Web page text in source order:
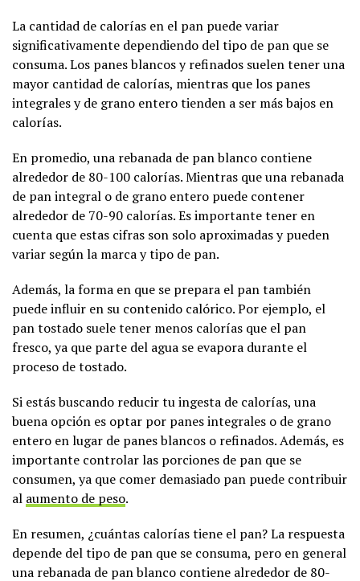
La cantidad de calorías en el pan puede variar
significativamente dependiendo del tipo de pan que se
consuma. Los panes blancos y refinados suelen tener una
mayor cantidad de calorías, mientras que los panes
integrales y de grano entero tienden a ser más bajos en
calorías.
En promedio, una rebanada de pan blanco contiene
alrededor de 80-100 calorías. Mientras que una rebanada
de pan integral o de grano entero puede contener
alrededor de 70-90 calorías. Es importante tener en
cuenta que estas cifras son solo aproximadas y pueden
variar según la marca y tipo de pan.
Además, la forma en que se prepara el pan también
puede influir en su contenido calórico. Por ejemplo, el
pan tostado suele tener menos calorías que el pan
fresco, ya que parte del agua se evapora durante el
proceso de tostado.
Si estás buscando reducir tu ingesta de calorías, una
buena opción es optar por panes integrales o de grano
entero en lugar de panes blancos o refinados. Además, es
importante controlar las porciones de pan que se
consumen, ya que comer demasiado pan puede contribuir
al aumento de peso.
En resumen, ¿cuántas calorías tiene el pan? La respuesta
depende del tipo de pan que se consuma, pero en general
una rebanada de pan blanco contiene alrededor de 80-